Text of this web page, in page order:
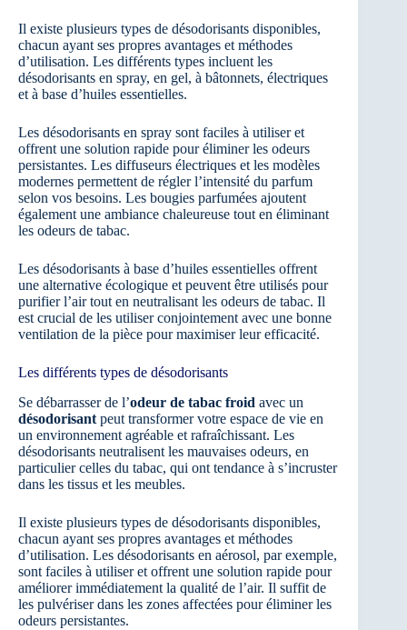
Il existe plusieurs types de désodorisants disponibles,
chacun ayant ses propres avantages et méthodes
d’utilisation. Les différents types incluent les
désodorisants en spray, en gel, à bâtonnets, électriques
et à base d’huiles essentielles.
Les désodorisants en spray sont faciles à utiliser et
offrent une solution rapide pour éliminer les odeurs
persistantes. Les diffuseurs électriques et les modèles
modernes permettent de régler l’intensité du parfum
selon vos besoins. Les bougies parfumées ajoutent
également une ambiance chaleureuse tout en éliminant
les odeurs de tabac.
Les désodorisants à base d’huiles essentielles offrent
une alternative écologique et peuvent être utilisés pour
purifier l’air tout en neutralisant les odeurs de tabac. Il
est crucial de les utiliser conjointement avec une bonne
ventilation de la pièce pour maximiser leur efficacité.
Les différents types de désodorisants
Se débarrasser de l’odeur de tabac froid avec un
désodorisant peut transformer votre espace de vie en
un environnement agréable et rafraîchissant. Les
désodorisants neutralisent les mauvaises odeurs, en
particulier celles du tabac, qui ont tendance à s’incruster
dans les tissus et les meubles.
Il existe plusieurs types de désodorisants disponibles,
chacun ayant ses propres avantages et méthodes
d’utilisation. Les désodorisants en aérosol, par exemple,
sont faciles à utiliser et offrent une solution rapide pour
améliorer immédiatement la qualité de l’air. Il suffit de
les pulvériser dans les zones affectées pour éliminer les
odeurs persistantes.